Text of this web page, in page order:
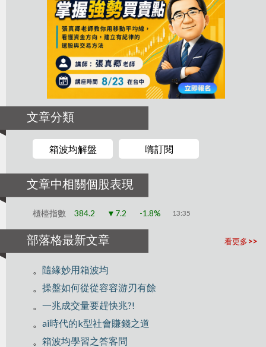
文章分類
箱波均解盤 嗨訂閱
文章中相關個股表現
櫃檯指數 384.2 ▼7.2 -1.8% 13:35
看更多>>
部落格最新文章
隨緣妙用箱波均
操盤如何從從容容游刃有餘
一兆成交量要趕快兆?!
ai時代的k型社會賺錢之道
箱波均學習之答客問